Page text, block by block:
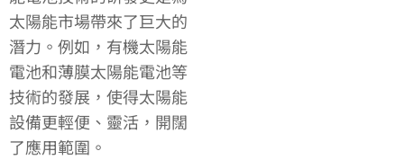
太陽能市場帶來了巨大的
潛力。例如，有機太陽能
電池和薄膜太陽能電池等
技術的發展，使得太陽能
設備更輕便、靈活，開闊
了應用範圍。